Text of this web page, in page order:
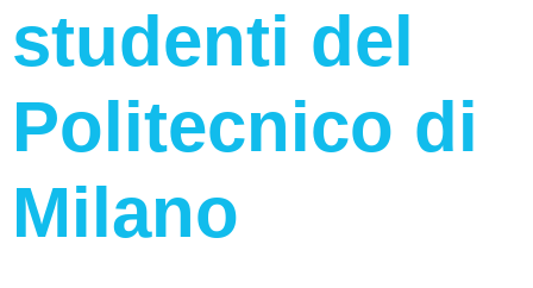
studenti del
Politecnico di
Milano